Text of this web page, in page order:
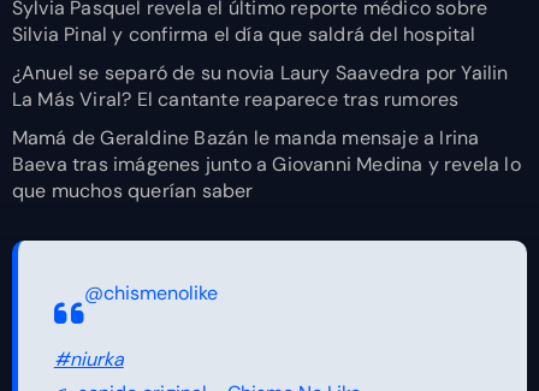
Sylvia Pasquel revela el último reporte médico sobre
Silvia Pinal y confirma el día que saldrá del hospital
¿Anuel se separó de su novia Laury Saavedra por Yailin
La Más Viral? El cantante reaparece tras rumores
Mamá de Geraldine Bazán le manda mensaje a Irina
Baeva tras imágenes junto a Giovanni Medina y revela lo
que muchos querían saber
@chismenolike
#niurka